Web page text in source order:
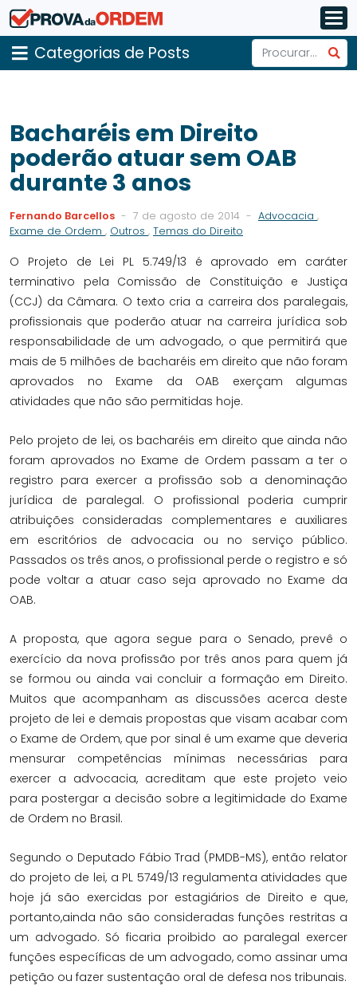
Categorias de Posts
Bacharéis em Direito
poderão atuar sem OAB
durante 3 anos
Fernando Barcellos - 7 de agosto de 2014 - Advocacia ,
Exame de Ordem , Outros , Temas do Direito
O Projeto de Lei PL 5.749/13 é aprovado em caráter
terminativo pela Comissão de Constituição e Justiça
(CCJ) da Câmara. O texto cria a carreira dos paralegais,
profissionais que poderão atuar na carreira jurídica sob
responsabilidade de um advogado, o que permitirá que
mais de 5 milhões de bacharéis em direito que não foram
aprovados no Exame da OAB exerçam algumas
atividades que não são permitidas hoje.
Pelo projeto de lei, os bacharéis em direito que ainda não
foram aprovados no Exame de Ordem passam a ter o
registro para exercer a profissão sob a denominação
jurídica de paralegal. O profissional poderia cumprir
atribuições consideradas complementares e auxiliares
em escritórios de advocacia ou no serviço público.
Passados os três anos, o profissional perde o registro e só
pode voltar a atuar caso seja aprovado no Exame da
OAB.
A proposta, que agora segue para o Senado, prevê o
exercício da nova profissão por três anos para quem já
se formou ou ainda vai concluir a formação em Direito.
Muitos que acompanham as discussões acerca deste
projeto de lei e demais propostas que visam acabar com
o Exame de Ordem, que por sinal é um exame que deveria
mensurar competências mínimas necessárias para
exercer a advocacia, acreditam que este projeto veio
para postergar a decisão sobre a legitimidade do Exame
de Ordem no Brasil.
Segundo o Deputado Fábio Trad (PMDB-MS), então relator
do projeto de lei, a PL 5749/13 regulamenta atividades que
hoje já são exercidas por estagiários de Direito e que,
portanto,ainda não são consideradas funções restritas a
um advogado. Só ficaria proibido ao paralegal exercer
funções específicas de um advogado, como assinar uma
petição ou fazer sustentação oral de defesa nos tribunais.